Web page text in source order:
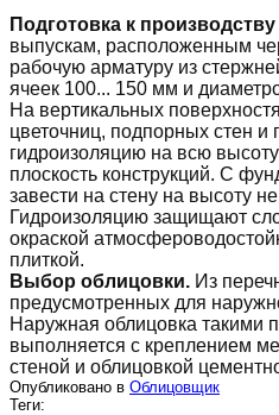
Подготовка к производству
выпускам, расположенным
рабочую арматуру из
ячеек 100... 150 мм и
На вертикальных
цветочниц, подпорных стен и
гидроизоляцию на всю
плоскость конструкций. С
завести на стену на высоту
Гидроизоляцию защищают
окраской
плиткой.
Выбор облицовки. Из
предусмотренных для
Наружная облицовка такими
выполняется с креплением
стеной и облицовкой
Опубликовано в Облицовщик
Теги: